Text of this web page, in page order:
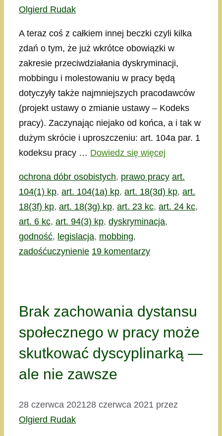
Olgierd Rudak
A teraz coś z całkiem innej beczki czyli kilka
zdań o tym, że już wkrótce obowiązki w
zakresie przeciwdziałania dyskryminacji,
mobbingu i molestowaniu w pracy będą
dotyczyły także najmniejszych pracodawców
(projekt ustawy o zmianie ustawy – Kodeks
pracy). Zaczynając niejako od końca, a i tak w
dużym skrócie i uproszczeniu: art. 104a par. 1
kodeksu pracy … Dowiedz się więcej
Kategorie
ochrona dóbr osobistych, prawo pracy Tagi
art.
104(1) kp, art. 104(1a) kp, art. 18(3d) kp, art.
18(3f) kp, art. 18(3g) kp, art. 23 kc, art. 24 kc,
art. 6 kc, art. 94(3) kp, dyskryminacja,
godność, legislacja, mobbing,
zadośćuczynienie 19 komentarzy
Brak zachowania dystansu
społecznego w pracy może
skutkować dyscyplinarką —
ale nie zawsze
28 czerwca 202128 czerwca 2021 przez
Olgierd Rudak